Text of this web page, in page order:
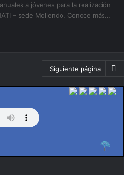
a jóvenes para la realización
– sede Mollendo. Conoce más…
Siguiente página